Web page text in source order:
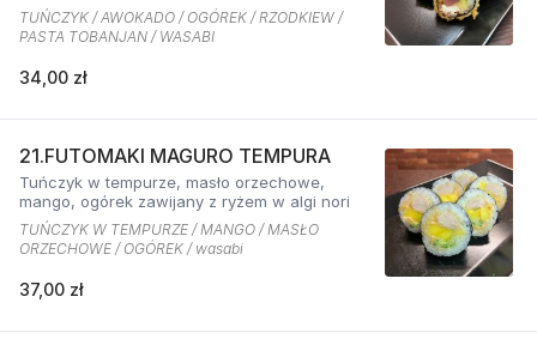
TUŃCZYK / AWOKADO / OGÓREK / RZODKIEW /
PASTA TOBANJAN / WASABI
34,00 zł
21.FUTOMAKI MAGURO TEMPURA
Tuńczyk w tempurze, masło orzechowe,
mango, ogórek zawijany z ryżem w algi nori
TUŃCZYK W TEMPURZE / MANGO / MASŁO
ORZECHOWE / OGÓREK / wasabi
37,00 zł